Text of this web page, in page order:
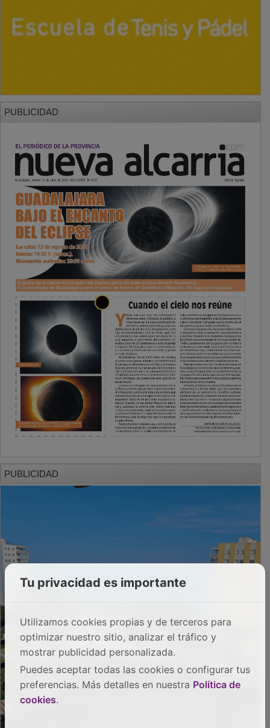
PUBLICIDAD
PUBLICIDAD
Tu privacidad es importante
Utilizamos cookies propias y de terceros para
optimizar nuestro sitio, analizar el tráfico y
mostrar publicidad personalizada.
Puedes aceptar todas las cookies o configurar tus
preferencias. Más detalles en nuestra Política de
cookies.